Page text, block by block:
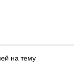
на тему